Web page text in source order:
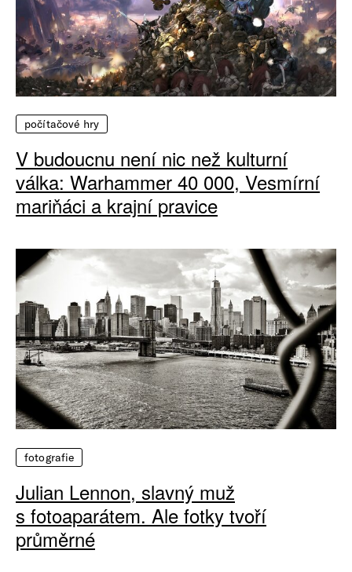
počítačové hry
V budoucnu není nic než kulturní
válka: Warhammer 40 000, Vesmírní
mariňáci a krajní pravice
fotografie
Julian Lennon, slavný muž
s fotoaparátem. Ale fotky tvoří
průměrné